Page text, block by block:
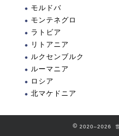
モルドバ
モンテネグロ
ラトビア
リトアニア
ルクセンブルク
ルーマニア
ロシア
北マケドニア
2020–2026 世